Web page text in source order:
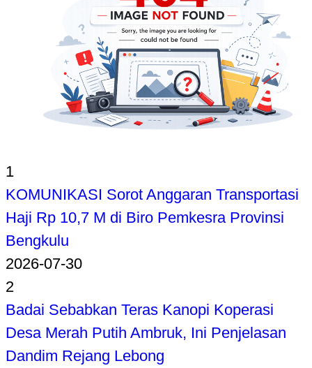
1
KOMUNIKASI Sorot Anggaran Transportasi
Haji Rp 10,7 M di Biro Pemkesra Provinsi
Bengkulu
2026-07-30
2
Badai Sebabkan Teras Kanopi Koperasi
Desa Merah Putih Ambruk, Ini Penjelasan
Dandim Rejang Lebong